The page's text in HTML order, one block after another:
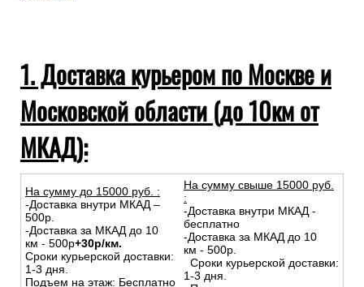
1. Доставка курьером по Москве и
Московской области (до 10км от
МКАД):
На сумму до 15000 руб. :
-Доставка внутри МКАД –
500р.
-Доставка за МКАД до 10
км - 500р+30р/км.
Сроки курьерской доставки:
1-3 дня.
Подъем на этаж: Бесплатно
На сумму свыше 15000 руб.
:
-Доставка внутри МКАД -
бесплатно
-Доставка за МКАД до 10
км - 500р.
Сроки курьерской доставки:
1-3 дня.